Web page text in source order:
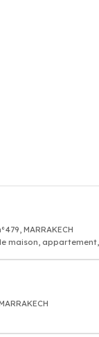
MARRAKECH
maison,